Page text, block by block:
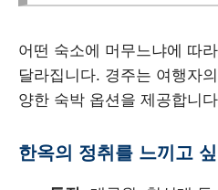
어떤 숙소에 머무느냐에 따
달라집니다. 경주는 여행자
양한 숙박 옵션을 제공합니
한옥의 정취를 느끼고